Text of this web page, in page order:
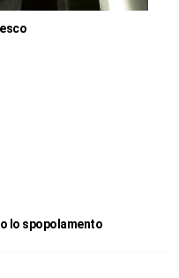
lo spopolamento